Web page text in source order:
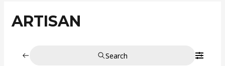
ARTISAN
Search